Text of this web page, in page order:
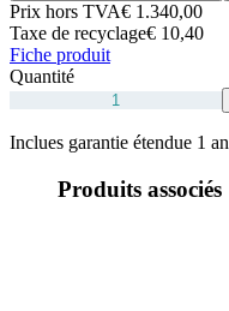
Prix hors TVA€ 1.340,00
Taxe de recyclage€ 10,40
Fiche produit
Quantité
Inclues garantie étendue 1 an
Produits associés